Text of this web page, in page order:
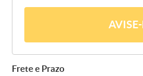
Frete e Prazo